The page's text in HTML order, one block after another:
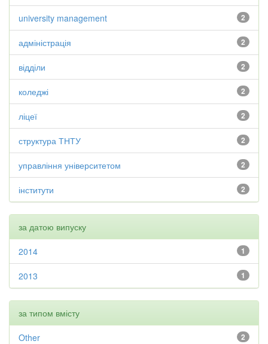
2
university management
2
адміністрація
2
відділи
2
коледжі
2
ліцеї
2
структура ТНТУ
2
управління університетом
2
інститути
за датою випуску
1
2014
1
2013
за типом вмісту
2
Other